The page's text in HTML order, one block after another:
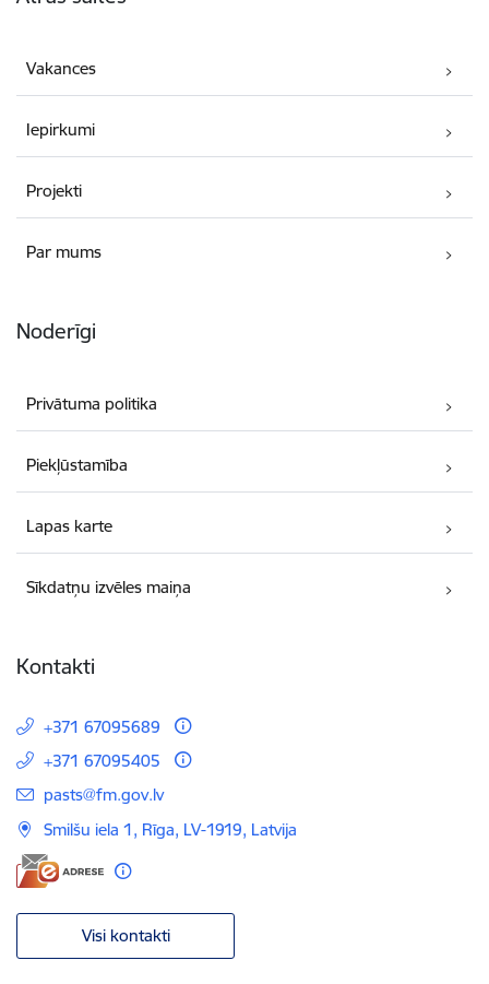
Vakances
Iepirkumi
Projekti
Par mums
Noderīgi
Privātuma politika
Piekļūstamība
Lapas karte
Sīkdatņu izvēles maiņa
Kontakti
+371 67095689
+371 67095405
E-pasts:
pasts@fm.gov.lv
Smilšu iela 1, Rīga, LV-1919, Latvija
Visi kontakti